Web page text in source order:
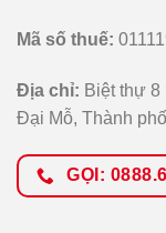
Mã số thuế:
Địa chỉ: Biệt thự
Đại Mỗ, Thành
GỌI: